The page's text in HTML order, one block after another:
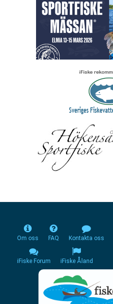
Om oss FAQ Kontakta oss
iFiske Forum iFiske Åland